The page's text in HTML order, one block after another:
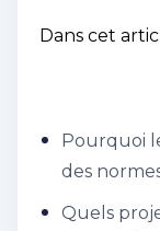
Dans cet
Pourquoi
des
Quels